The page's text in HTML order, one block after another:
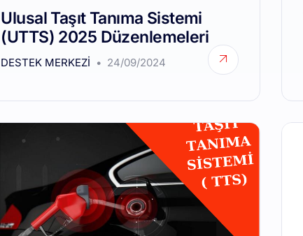
Ulusal Taşıt Tanıma Sistemi
(UTTS) 2025 Düzenlemeleri
DESTEK MERKEZI 24/09/2024